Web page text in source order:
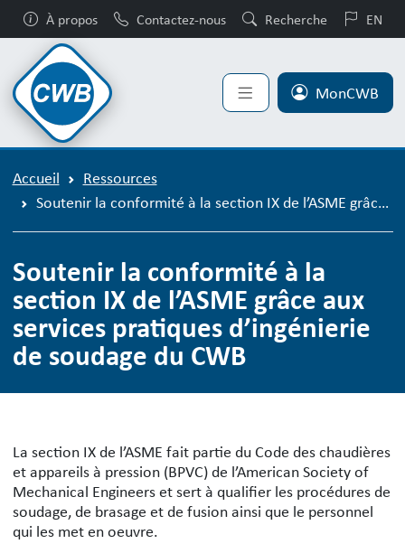
À propos Contactez-nous Recherche EN
MonCWB
Accueil
Ressources
Soutenir la conformité à la section IX de l’ASME grâce aux services pratiques d’ingénierie de soudage du CWB
Soutenir la conformité à la
section IX de l’ASME grâce aux
services pratiques d’ingénierie
de soudage du CWB
Soutenir la conformité à la section IX
La section IX de l’ASME fait partie du Code des chaudières
et appareils à pression (BPVC) de l’American Society of
Mechanical Engineers et sert à qualifier les procédures de
soudage, de brasage et de fusion ainsi que le personnel
qui les met en oeuvre.